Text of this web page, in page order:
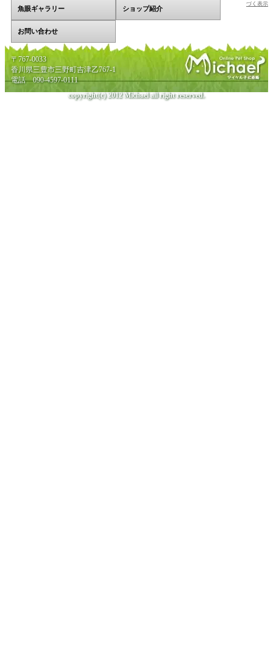
魚眼ギャラリー ショップ紹介
お問い合わせ
づく表示
〒767-0033
香川県三豊市三野町吉津乙767-1
電話 090-4597-0111
copyright(c) 2012 Michael all right reserved.